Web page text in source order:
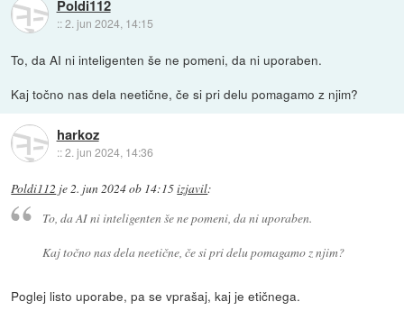
Poldi112
::2. jun 2024, 14:15
To, da AI ni inteligenten še ne pomeni, da ni uporaben.
Kaj točno nas dela neetične, če si pri delu pomagamo z njim?
harkoz
::2. jun 2024, 14:36
Poldi112 je2. jun 2024 ob 14:15izjavil:
To, da AI ni inteligenten še ne pomeni, da ni uporaben.
Kaj točno nas dela neetične, če si pri delu pomagamo z njim?
Poglej listo uporabe, pa se vprašaj, kaj je etičnega.